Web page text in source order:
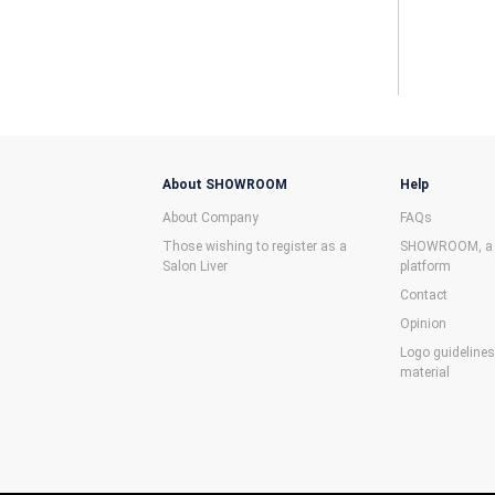
About SHOWROOM
About Company
Those wishing to register as a
Salon Liver
Help
FAQs
SHOWROOM,
platform
Contact
Opinion
Logo
material